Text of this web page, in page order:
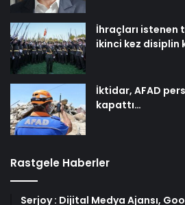
İhraçları istenen
ikinci kez disiplin
İktidar, AFAD
kapattı…
Rastgele Haberler
Serjoy : Dijital Medya Ajansı,